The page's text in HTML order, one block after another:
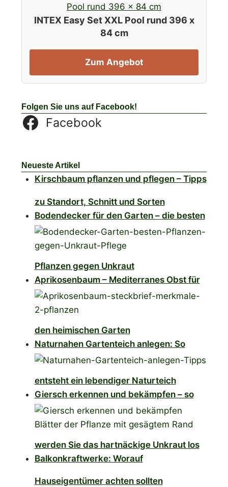
INTEX Easy Set XXL Pool rund 396 x
84 cm
Zum Angebot
Folgen Sie uns auf Facebook!
Facebook
Neueste Artikel
Kirschbaum pflanzen und pflegen – Tipps
zu Standort, Schnitt und Sorten
Bodendecker für den Garten – die besten
Pflanzen gegen Unkraut
Aprikosenbaum – Mediterranes Obst für
den heimischen Garten
Naturnahen Gartenteich anlegen: So
entsteht ein lebendiger Naturteich
Giersch erkennen und bekämpfen – so
werden Sie das hartnäckige Unkraut los
Balkonkraftwerke: Worauf
Hauseigentümer achten sollten